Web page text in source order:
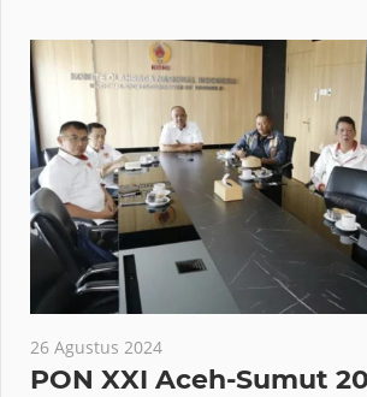
26 Agustus 2024
PON XXI Aceh-Sumut